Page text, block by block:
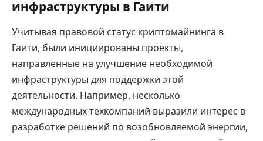
инфраструктуры в Гаити
Учитывая правовой статус криптомайнинга в
Гаити, были инициированы проекты,
направленные на улучшение необходимой
инфраструктуры для поддержки этой
деятельности. Например, несколько
международных техкомпаний выразили интерес в
разработке решений по возобновляемой энергии,